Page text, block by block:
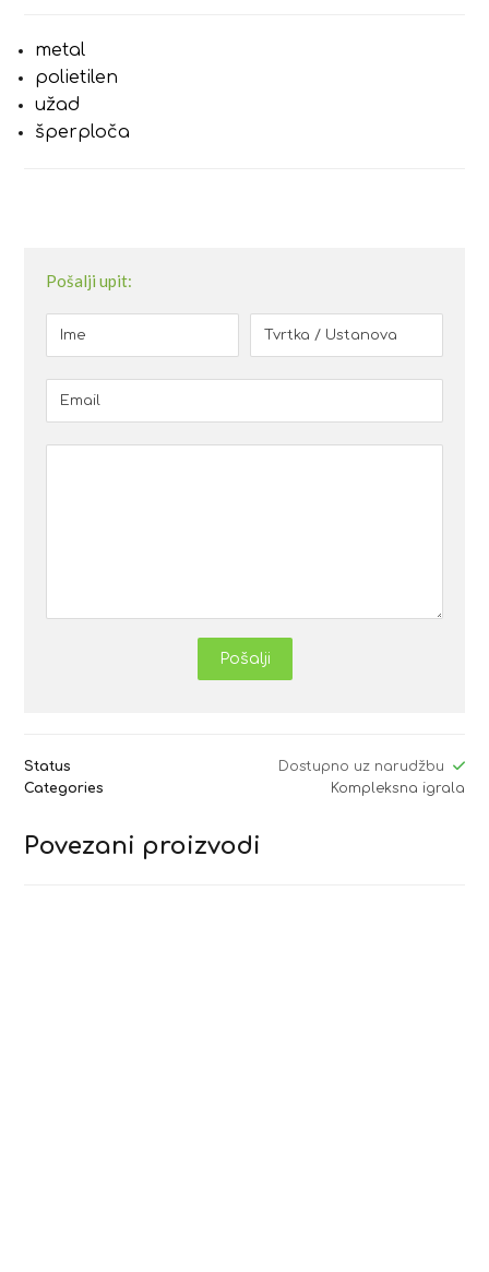
metal
polietilen
užad
šperploča
Pošalji upit:
Pošalji
Status
Dostupno uz narudžbu
Categories
Kompleksna igrala
Povezani proizvodi